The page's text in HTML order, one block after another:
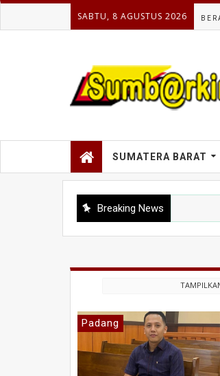
SABTU, 8 AGUSTUS 2026
SUMATERA BARAT
Breaking News
Padang